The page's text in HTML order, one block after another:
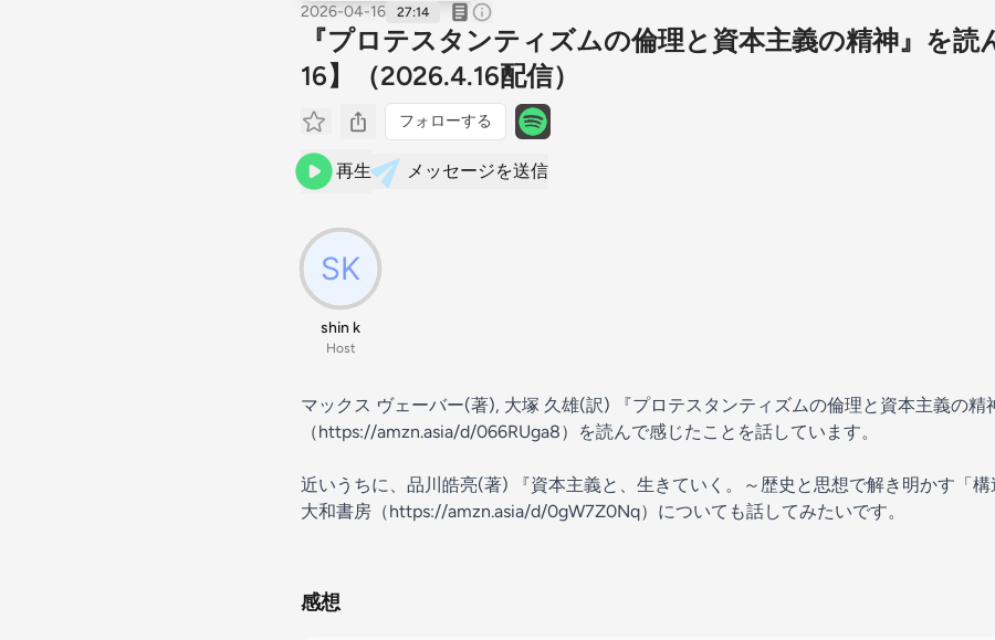
2026-04-16 27:14
『プロテスタンティズムの倫理と資本主義の精神』を読
16】（2026.4.16配信）
フォローする
再生 メッセージを送信
shin k
Host
マックス ヴェーバー(著), 大塚 久雄(訳) 『プロテスタンティズムの倫理と資本主義の精
（https://amzn.asia/d/066RUga8）を読んで感じたことを話しています。
近いうちに、品川皓亮(著) 『資本主義と、生きていく。～歴史と思想で解き明かす「構
大和書房 （https://amzn.asia/d/0gW7Z0Nq）についても話してみたいです。
感想